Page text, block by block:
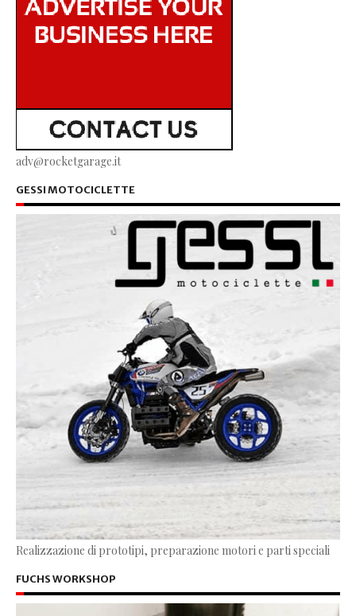
adv@rocketgarage.it
GESSI MOTOCICLETTE
Realizzazione di prototipi, preparazione motori e parti speciali
FUCHS WORKSHOP